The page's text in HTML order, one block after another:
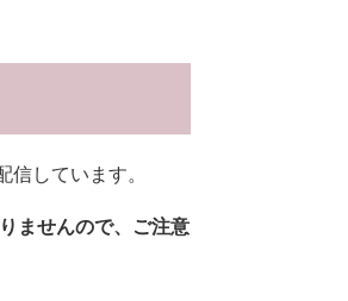
しています。
ませんので、ご注意